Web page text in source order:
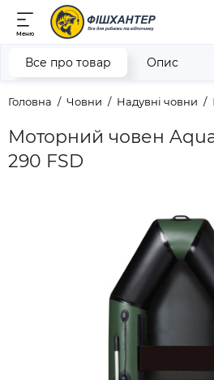
Меню
Головна Човни Надувні човни
Моторний човен
290 FSD
Все про товар Опис